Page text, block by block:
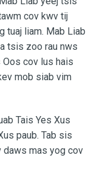
cov kwv tij
tuaj liam. Mab Liab
tsis zoo rau nws
cov lus hais
mob siab vim
Tais Yes Xus
paub. Tab sis
daws mas yog cov